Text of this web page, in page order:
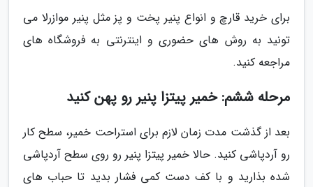
برای خرید قارچ و انواع پنیر پخت و پز مثل پنیر موازرلا می
تونید به روش های حضوری و اینترنتی به فروشگاه های
مراجعه کنید.
مرحله ششم: خمیر پیتزا پنیر رو پهن کنید
بعد از گذشت مدت زمان لازم برای استراحت خمیر، سطح کار
رو آردپاشی کنید. حالا خمیر پیتزا پنیر رو روی سطح آردپاشی
شده بذارید و با کف دست کمی فشار بدید تا حباب های